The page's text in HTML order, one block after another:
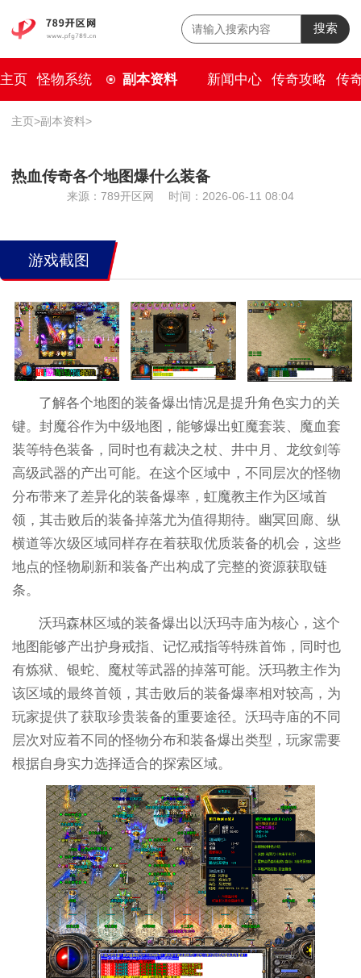
搜索
主页 怪物系统 副本资料 新闻中心 传奇攻略 传
主页>副本资料>
热血传奇各个地图爆什么装备
来源：789开区网 时间：2026-06-11 08:04
游戏截图
了解各个地图的装备爆出情况是提升角色实力的关
键。封魔谷作为中级地图，能够爆出虹魔套装、魔血套
装等特色装备，同时也有裁决之杖、井中月、龙纹剑等
高级武器的产出可能。在这个区域中，不同层次的怪物
分布带来了差异化的装备爆率，虹魔教主作为区域首
领，其击败后的装备掉落尤为值得期待。幽冥回廊、纵
横道等次级区域同样存在着获取优质装备的机会，这些
地点的怪物刷新和装备产出构成了完整的资源获取链
条。
沃玛森林区域的装备爆出以沃玛寺庙为核心，这个
地图能够产出护身戒指、记忆戒指等特殊首饰，同时也
有炼狱、银蛇、魔杖等武器的掉落可能。沃玛教主作为
该区域的最终首领，其击败后的装备爆率相对较高，为
玩家提供了获取珍贵装备的重要途径。沃玛寺庙的不同
层次对应着不同的怪物分布和装备爆出类型，玩家需要
根据自身实力选择适合的探索区域。